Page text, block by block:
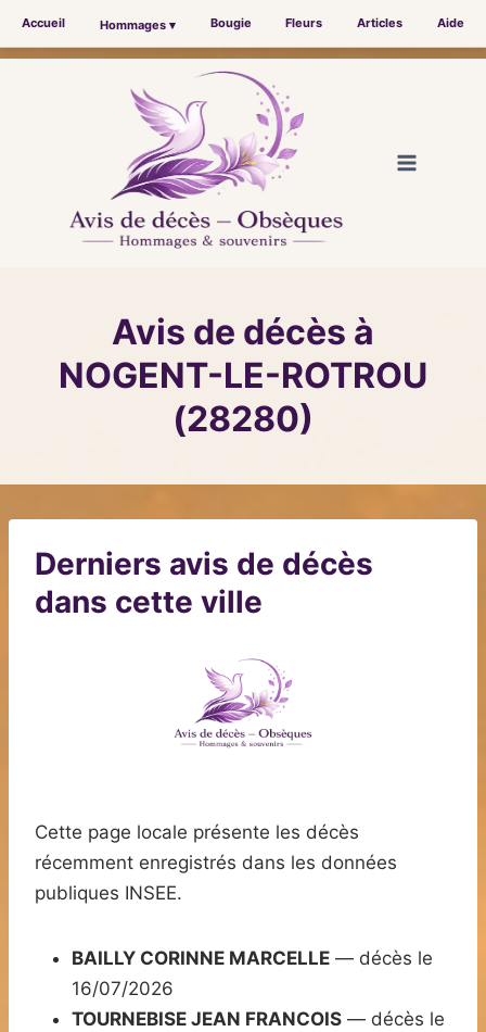
Accueil Hommages ▾ Bougie Fleurs Articles Aide
Avis de décès à
NOGENT-LE-ROTROU
(28280)
Derniers avis de décès
dans cette ville
Cette page locale présente les décès
récemment enregistrés dans les données
publiques INSEE.
BAILLY CORINNE MARCELLE — décès le
16/07/2026
TOURNEBISE JEAN FRANCOIS — décès le